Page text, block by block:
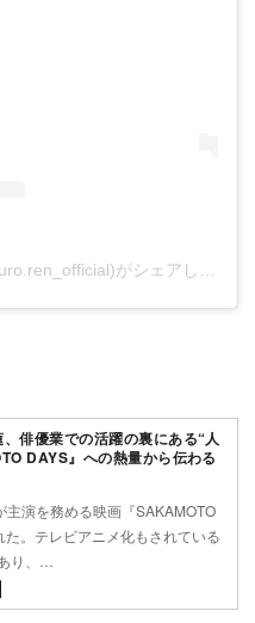
俳優業での活躍の裏にある“人
DAYS』への熱量から伝わる
主演を務める映画『SAKAMOTO
た。テレビアニメ化もされている
り、…